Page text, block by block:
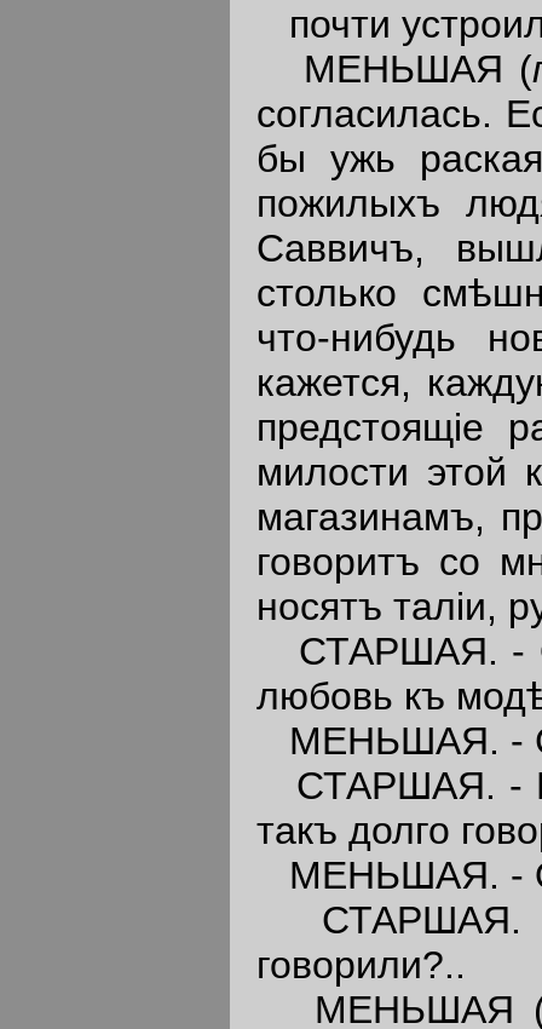
почти
МЕНЬШАЯ (
согласилась.
бы ужь
пожилыхъ
Саввичъ,
столько
что-нибудь
кажется,
предстоящiе
милости этой
магазинамъ,
говоритъ со
носятъ талiи,
СТАРШАЯ. -
любовь къ
МЕНЬШАЯ. -
СТАРШАЯ. -
такъ долго
МЕНЬШАЯ. -
СТАРШАЯ. -
говорили?..
МЕНЬШАЯ